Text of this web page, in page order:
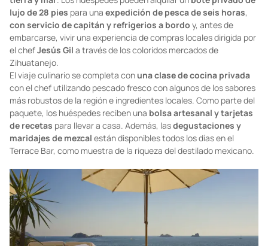
Experiencias
Las nuevas y elevadas experiencias en Cala de Mar acercan a los
huéspedes a la auténtica cocina y cultura de Ixtapa Zihuatanejo,
incluida la recién lanzada excursión culinaria dedos días por
tierra y mar. Los huéspedes pueden alquilar unbote privado de
lujo de 28 pies
para una expedición de pesca de seis horas
con servicio de capitán y refrigerios a bordo y, antes de
embarcarse, vivir una experiencia de compras locales dirigida por
el chefJesús Gil a través de los coloridos mercados de
Zihuatanejo.
El viaje culinario se completa conuna clase de cocina privada
con el chef utilizando pescado fresco con algunos de los sabores
más robustos de la región e ingredientes locales. Como parte del
paquete, los huéspedes reciben unabolsa artesanal y tarjetas
de recetas
para llevar a casa. Además, las
degustaciones y
maridajes de mezcal
están disponibles todos los días en el
Terrace Bar, como muestra de la riqueza del destilado mexicano.